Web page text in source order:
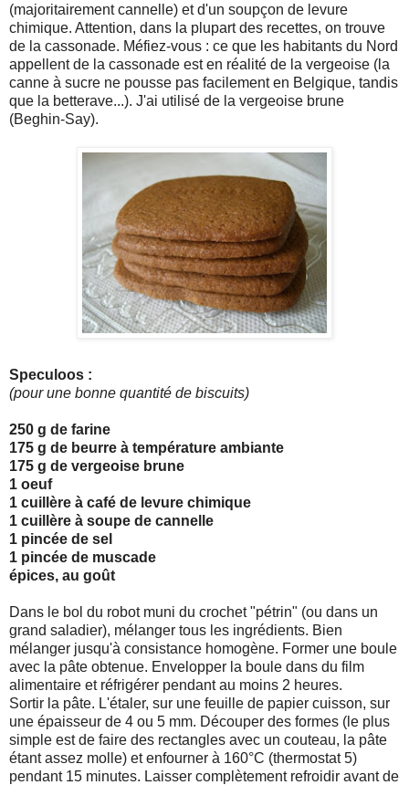
(majoritairement cannelle) et d'un soupçon de levure
chimique. Attention, dans la plupart des recettes, on trouve
de la cassonade. Méfiez-vous : ce que les habitants du Nord
appellent de la cassonade est en réalité de la vergeoise (la
canne à sucre ne pousse pas facilement en Belgique, tandis
que la betterave...). J'ai utilisé de la vergeoise brune
(Beghin-Say).
Speculoos :
(pour une bonne quantité de biscuits)
250 g de farine
175 g de beurre à température ambiante
175 g de vergeoise brune
1 oeuf
1 cuillère à café de levure chimique
1 cuillère à soupe de cannelle
1 pincée de sel
1 pincée de muscade
épices, au goût
Dans le bol du robot muni du crochet "pétrin" (ou dans un
grand saladier), mélanger tous les ingrédients. Bien
mélanger jusqu'à consistance homogène. Former une boule
avec la pâte obtenue. Envelopper la boule dans du film
alimentaire et réfrigérer pendant au moins 2 heures.
Sortir la pâte. L'étaler, sur une feuille de papier cuisson, sur
une épaisseur de 4 ou 5 mm. Découper des formes (le plus
simple est de faire des rectangles avec un couteau, la pâte
étant assez molle) et enfourner à 160°C (thermostat 5)
pendant 15 minutes. Laisser complètement refroidir avant de